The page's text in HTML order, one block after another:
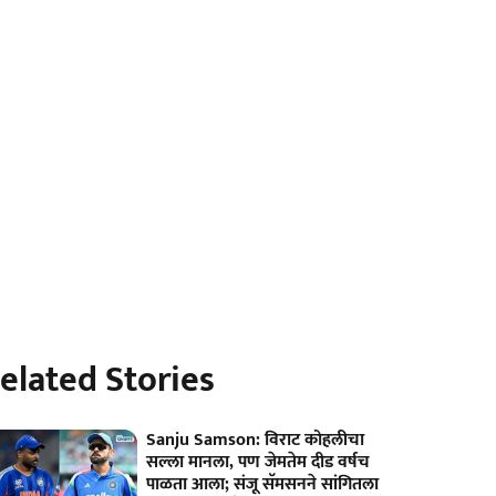
Stories
Sanju Samson: विराट कोहलीचा
सल्ला मानला, पण जेमतेम दीड वर्षच
पाळता आला; संजू सॅमसनने सांगितला